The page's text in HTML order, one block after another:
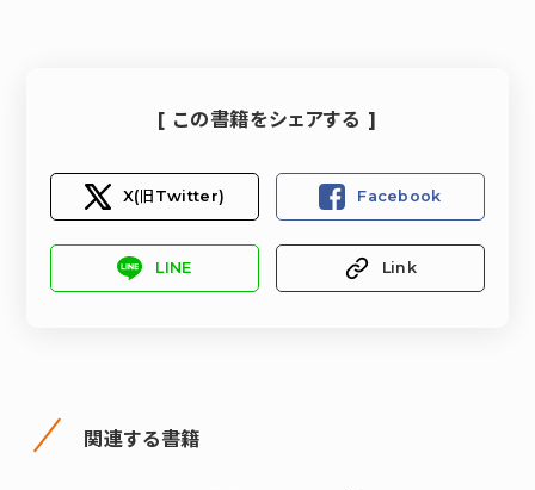
[ この書籍をシェアする ]
X(旧Twitter) Facebook
LINE Link
関連する書籍